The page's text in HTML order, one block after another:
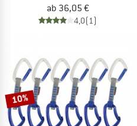
ab 36,05 €
4,0(1)
10%